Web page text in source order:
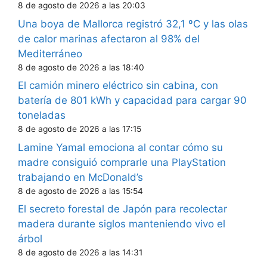
8 de agosto de 2026 a las 20:03
Una boya de Mallorca registró 32,1 ºC y las olas
de calor marinas afectaron al 98% del
Mediterráneo
8 de agosto de 2026 a las 18:40
El camión minero eléctrico sin cabina, con
batería de 801 kWh y capacidad para cargar 90
toneladas
8 de agosto de 2026 a las 17:15
Lamine Yamal emociona al contar cómo su
madre consiguió comprarle una PlayStation
trabajando en McDonald’s
8 de agosto de 2026 a las 15:54
El secreto forestal de Japón para recolectar
madera durante siglos manteniendo vivo el
árbol
8 de agosto de 2026 a las 14:31